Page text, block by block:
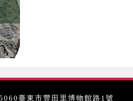
臺東市豐田里博物館路1號